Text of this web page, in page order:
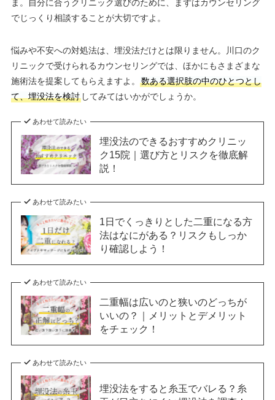
ま。自分に合うクリニック選びのために、まずはカウンセリング
でじっくり相談することが大切ですよ。
悩みや不安への対処法は、埋没法だけとは限りません。川口のク
リニックで受けられるカウンセリングでは、ほかにもさまざまな
施術法を提案してもらえますよ。
数ある選択肢の中のひとつとし
て、埋没法を検討してみてはいかがでしょうか。
あわせて読みたい
埋没法のできるおすすめクリニッ
ク15院｜選び方とリスクを徹底解
説！
あわせて読みたい
1日でくっきりとした二重になる方
法はなにがある？リスクもしっか
り確認しよう！
あわせて読みたい
二重幅は広いのと狭いのどっちが
いいの？｜メリットとデメリット
をチェック！
あわせて読みたい
埋没法をすると糸玉でバレる？糸